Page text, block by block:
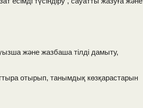
және жазбаша тілді дамыту,
отырып, танымдық көзқарастарын